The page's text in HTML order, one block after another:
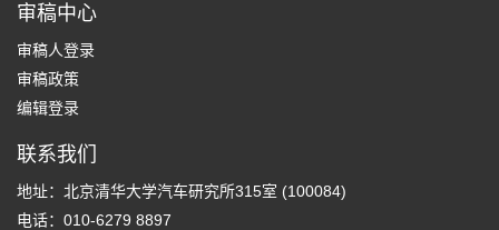
审稿中心
审稿人登录
审稿政策
编辑登录
联系我们
地址：北京清华大学汽车研究所315室 (100084)
电话：010-6279 8897